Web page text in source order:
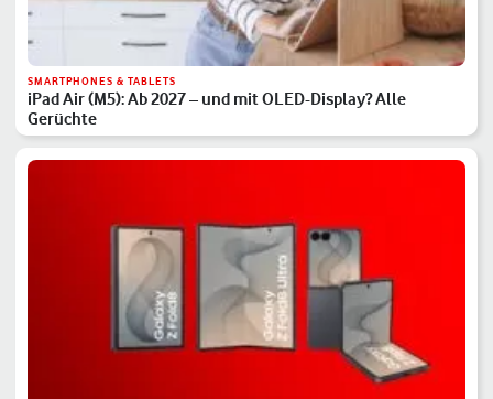
SMARTPHONES & TABLETS
iPad Air (M5): Ab 2027 – und mit OLED-Display? Alle
Gerüchte